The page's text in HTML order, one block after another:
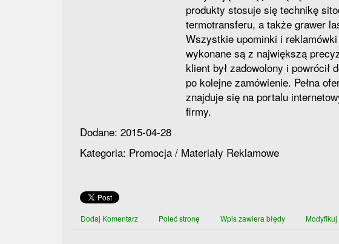
produkty stosuje się technikę
termotransferu, a także grawer
Wszystkie upominki i
wykonane są z największą
klient był zadowolony i powrócił
po kolejne zamówienie. Pełna
znajduje się na portalu
firmy.
Dodane: 2015-04-28
Kategoria: Promocja / Materiały Reklamowe
Dodaj Komentarz Poleć stronę Wpis zawiera błędy